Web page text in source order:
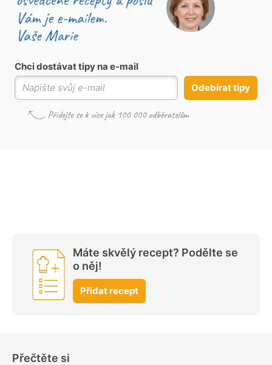
Chci dostávat tipy na e-mail
Odebírat tipy
Máte skvělý recept? Podělte se
o něj!
Přidat recept
Přečtěte si